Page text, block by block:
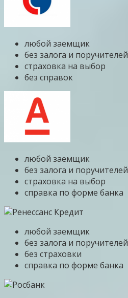
любой заемщик
без залога и поручителей
страховка на выбор
без справок
любой заемщик
без залога и поручителей
страховка на выбор
справка по форме банка
любой заемщик
без залога и поручителей
без страховки
справка по форме банка